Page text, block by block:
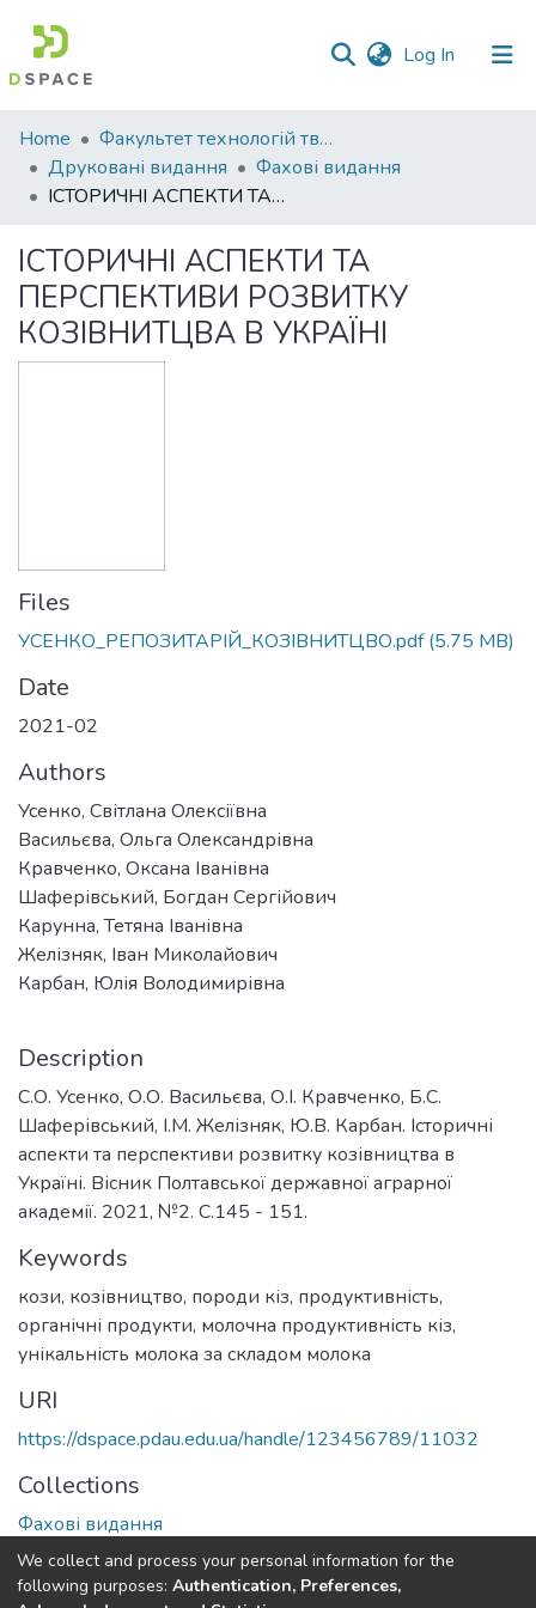
Log In (current)
Communities
&
Collections
Statistics
Home
Факультет технологій тваринництва та продовольства
Друковані видання
Фахові видання
ІСТОРИЧНІ АСПЕКТИ ТА ПЕРСПЕКТИВИ РОЗВИТКУ КОЗІВНИТЦВА В УКРАЇНІ
ІСТОРИЧНІ АСПЕКТИ ТА
ПЕРСПЕКТИВИ РОЗВИТКУ
КОЗІВНИТЦВА В УКРАЇНІ
Files
УСЕНКО_РЕПОЗИТАРІЙ_КОЗІВНИТЦВО.pdf(5.75 MB)
Date
2021-02
Authors
Усенко, Світлана Олексіївна
Васильєва, Ольга Олександрівна
Кравченко, Оксана Іванівна
Шаферівський, Богдан Сергійович
Карунна, Тетяна Іванівна
Желізняк, Іван Миколайович
Карбан, Юлія Володимирівна
Description
С.О. Усенко, О.О. Васильєва, О.І. Кравченко, Б.С.
Шаферівський, І.М. Желізняк, Ю.В. Карбан. Історичні
аспекти та перспективи розвитку козівництва в
Україні. Вісник Полтавської державної аграрної
академії. 2021, №2. С.145 - 151.
Keywords
кози, козівництво, породи кіз, продуктивність,
органічні продукти, молочна продуктивність кіз,
унікальність молока за складом молока
URI
https://dspace.pdau.edu.ua/handle/123456789/11032
Collections
Фахові видання
Full item page
We collect and process your personal information for the
following purposes: Authentication, Preferences,